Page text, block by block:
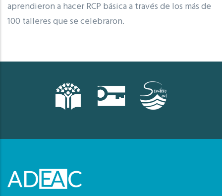
aprendieron a hacer RCP básica a través de los más de
100 talleres que se celebraron.